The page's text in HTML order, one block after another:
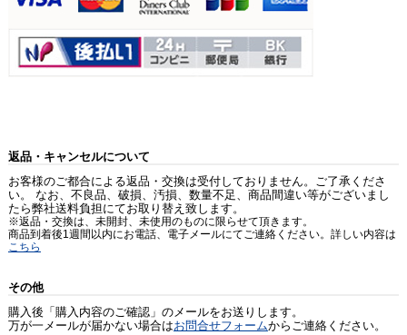
返品・キャンセルについて
お客様のご都合による返品・交換は受付しておりません。ご了承くださ
い。 なお、不良品、破損、汚損、数量不足、商品間違い等がございまし
たら弊社送料負担にてお取り替え致します。
※返品・交換は、未開封、未使用のものに限らせて頂きます。
商品到着後1週間以内にお電話、電子メールにてご連絡ください。詳しい内容は
こちら
その他
購入後「購入内容のご確認」のメールをお送りします。
万が一メールが届かない場合はお問合せフォームからご連絡ください。